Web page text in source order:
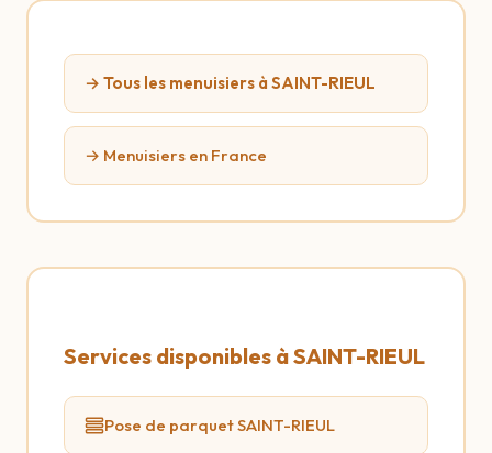
→ Tous les menuisiers à SAINT-RIEUL
→ Menuisiers en France
Services disponibles à SAINT-RIEUL
Pose de parquet SAINT-RIEUL